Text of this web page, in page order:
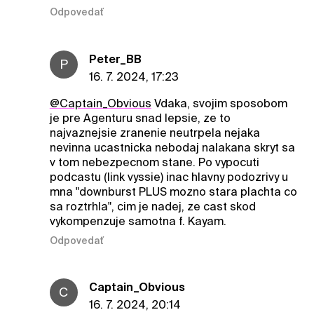
Odpovedať
P
Peter_BB
16. 7. 2024, 17:23
@Captain_Obvious Vdaka, svojim sposobom
je pre Agenturu snad lepsie, ze to
najvaznejsie zranenie neutrpela nejaka
nevinna ucastnicka nebodaj nalakana skryt sa
v tom nebezpecnom stane. Po vypocuti
podcastu (link vyssie) inac hlavny podozrivy u
mna "downburst PLUS mozno stara plachta co
sa roztrhla", cim je nadej, ze cast skod
vykompenzuje samotna f. Kayam.
Odpovedať
C
Captain_Obvious
16. 7. 2024, 20:14